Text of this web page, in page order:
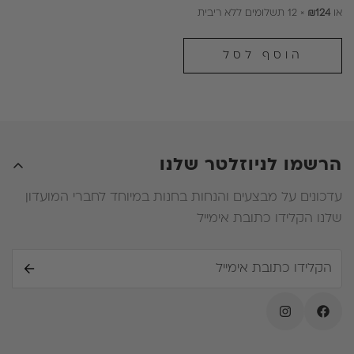
מבצע
רגיל
או ₪124 × 12 תשלומים ללא ריבית
הוסף לסל
הרשמו לניוזלטר שלנו
עדכונים על מבצעים והנחות בחנות במיוחד לחברי המועדון
שלנו הקלידו כתובת אימייל